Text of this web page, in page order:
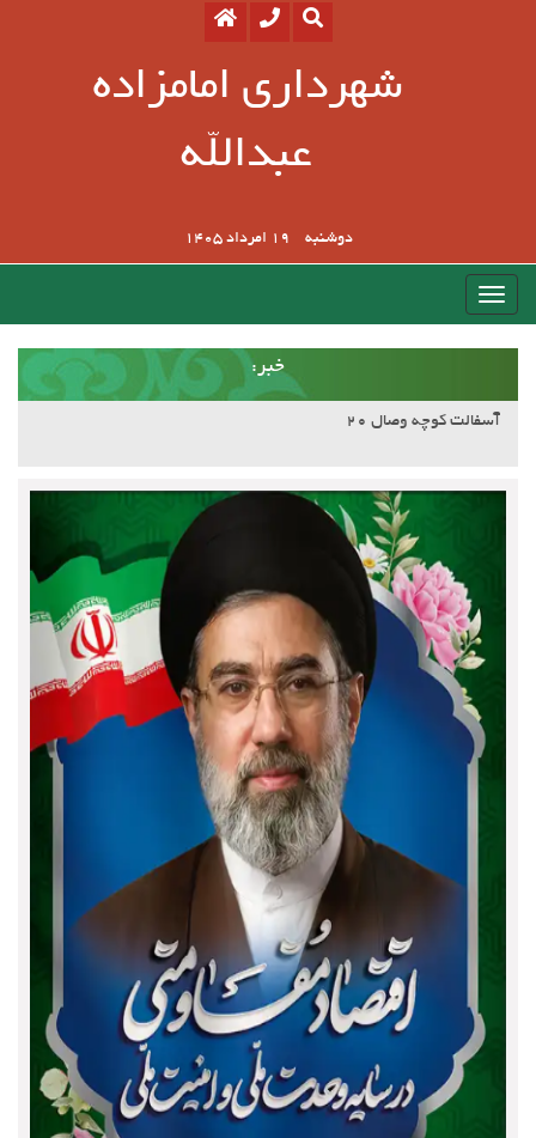
شهرداری امامزاده
عبدالله
دوشنبه 19 امرداد 1405
:خبر
آسفالت کوچه وصال ۲۰